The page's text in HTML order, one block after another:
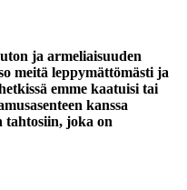
ja armeliaisuuden
meitä leppymättömästi ja
emme kaatuisi tai
kanssa
tahtosiin, joka on